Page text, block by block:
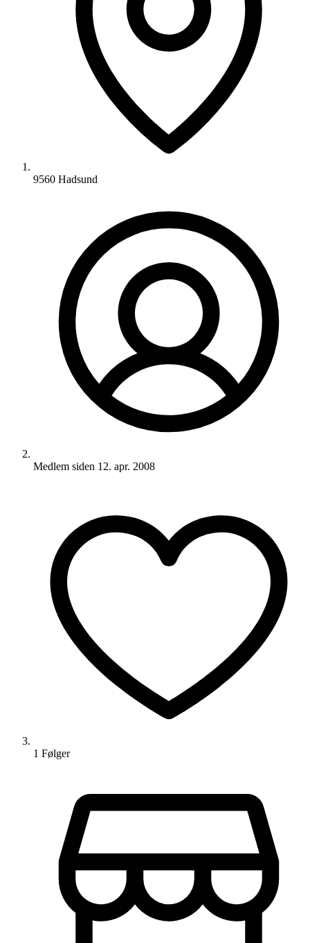
9560 Hadsund
Medlem siden 12. apr. 2008
1 Følger